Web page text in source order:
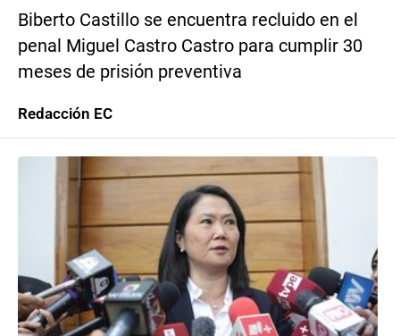
Biberto Castillo se encuentra recluido en el
penal Miguel Castro Castro para cumplir 30
meses de prisión preventiva
Redacción EC